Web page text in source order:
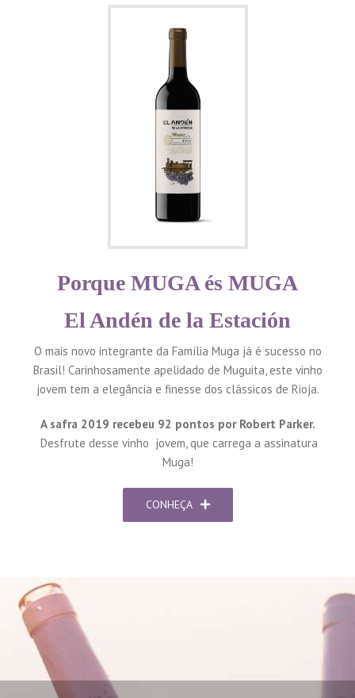
Porque MUGA és MUGA
El Andén de la Estación
O mais novo integrante da Família Muga já é sucesso no
Brasil! Carinhosamente apelidado de Muguita, este vinho
jovem tem a elegância e finesse dos clássicos de Rioja.
A safra 2019 recebeu 92 pontos por Robert Parker.
Desfrute desse vinho jovem, que carrega a assinatura
Muga!
CONHEÇA